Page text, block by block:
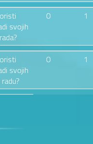
svojih
0 1
svojih
0 1